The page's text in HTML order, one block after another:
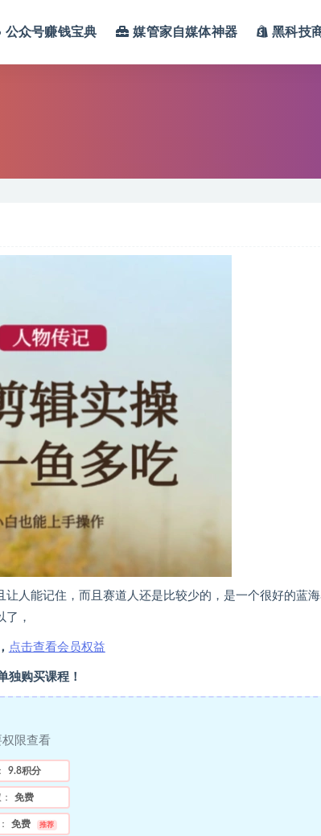
公众号赚钱宝典 媒管家自媒体神器 黑科技
人能记住，而且赛道人还是比较少的，是一个很好的蓝
，
点击查看会员权益
独购买课程！
限查看
9.8积分
免费
免费 推荐